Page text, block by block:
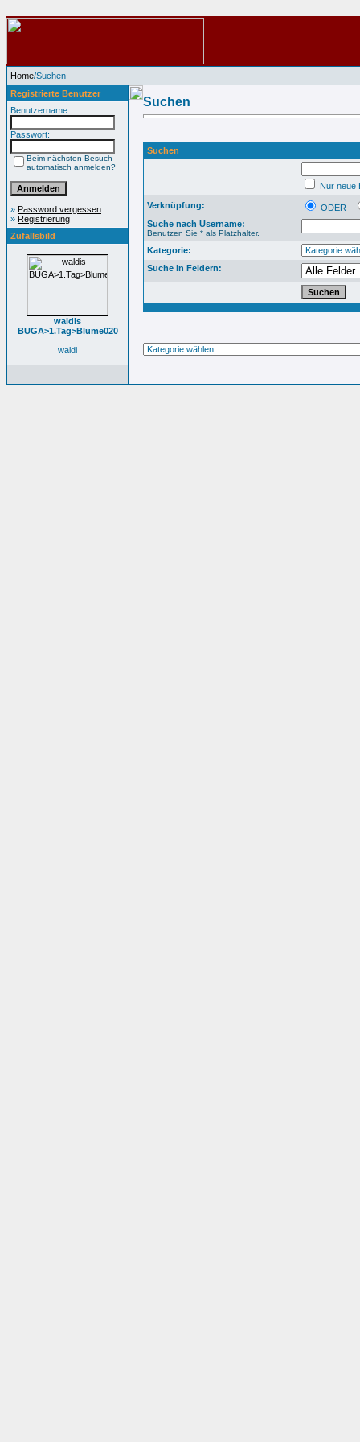
Home/Suchen
Registrierte Benutzer
Benutzername:
Passwort:
Beim nächsten Besuch
automatisch anmelden?
» Password vergessen
» Registrierung
Zufallsbild
waldis
BUGA>1.Tag>Blume020
waldi
Suchen
Suchen
Nur neue
Verknüpfung:
ODER
Suche nach Username:
Benutzen Sie * als Platzhalter.
Kategorie:
Suche in Feldern: